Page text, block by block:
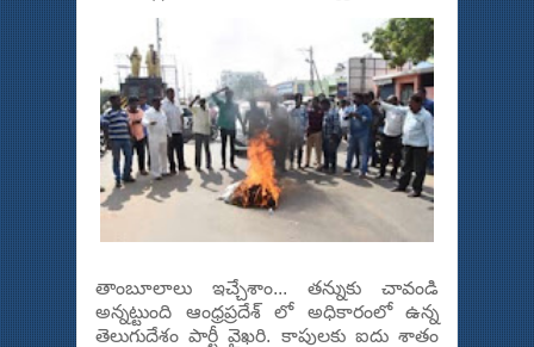
తాంబూలాలు ఇచ్చేశాం... తన్నుకు చావండి
అన్నట్టుంది ఆంధ్రప్రదేశ్ లో అధికారంలో ఉన్న
తెలుగుదేశం పార్టీ వైఖరి. కాపులకు ఐదు శాతం